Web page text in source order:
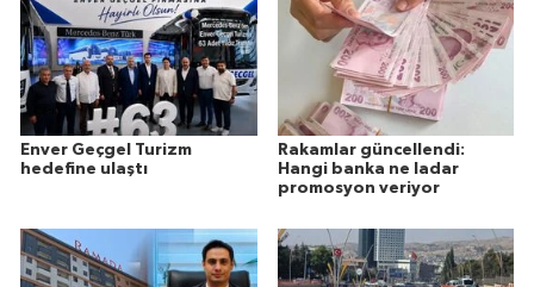
Enver Geçgel Turizm
hedefine ulaştı
Rakamlar güncellendi:
Hangi banka ne ladar
promosyon veriyor